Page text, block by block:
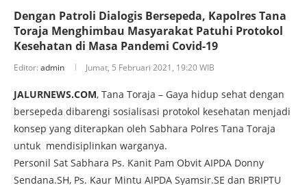
Dengan Patroli Dialogis Bersepeda, Kapolres Tana
Toraja Menghimbau Masyarakat Patuhi Protokol
Kesehatan di Masa Pandemi Covid-19
Editor: admin Jumat, 5 Februari 2021, 19:20 WIB
JALURNEWS.COM, Tana Toraja – Gaya hidup sehat dengan
bersepeda dibarengi sosialisasi protokol kesehatan menjadi
konsep yang diterapkan oleh Sabhara Polres Tana Toraja
untuk mendisiplinkan warganya.
Personil Sat Sabhara Ps. Kanit Pam Obvit AIPDA Donny
Sendana.SH, Ps. Kaur Mintu AIPDA Syamsir.SE dan BRIPTU